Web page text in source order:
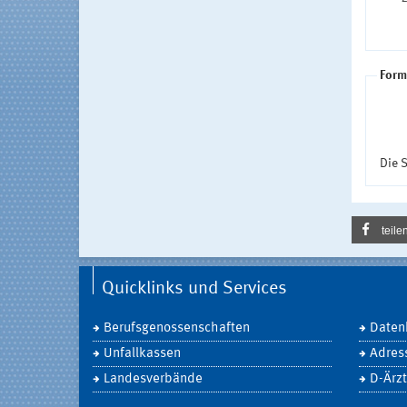
Die
Quicklinks und Services
Berufsgenossenschaften
Unfallkassen
Landesverbände
D-